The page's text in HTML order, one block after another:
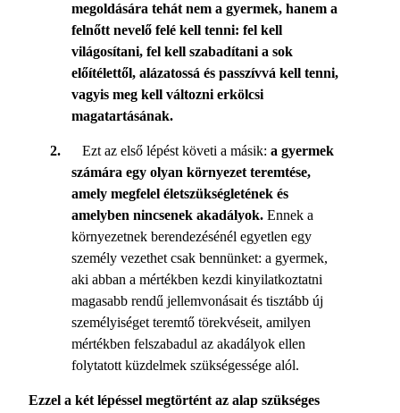
megoldására tehát nem a gyermek, hanem a
felnőtt nevelő felé kell tenni: fel kell
világosítani, fel kell szabadítani a sok
előítélettől, alázatossá és passzívvá kell tenni,
vagyis meg kell változni erkölcsi
magatartásának.
2. Ezt az első lépést követi a másik: a gyermek
számára egy olyan környezet teremtése,
amely megfelel életszükségletének és
amelyben nincsenek akadályok. Ennek a
környezetnek berendezésénél egyetlen egy
személy vezethet csak bennünket: a gyermek,
aki abban a mértékben kezdi kinyilatkoztatni
magasabb rendű jellemvonásait és tisztább új
személyiséget teremtő törekvéseit, amilyen
mértékben felszabadul az akadályok ellen
folytatott küzdelmek szükségessége alól.
Ezzel a két lépéssel megtörtént az alap szükséges